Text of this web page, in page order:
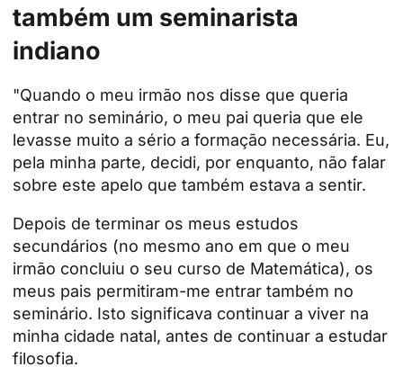
também um seminarista
indiano
"Quando o meu irmão nos disse que queria
entrar no seminário, o meu pai queria que ele
levasse muito a sério a formação necessária. Eu,
pela minha parte, decidi, por enquanto, não falar
sobre este apelo que também estava a sentir.
Depois de terminar os meus estudos
secundários (no mesmo ano em que o meu
irmão concluiu o seu curso de Matemática), os
meus pais permitiram-me entrar também no
seminário. Isto significava continuar a viver na
minha cidade natal, antes de continuar a estudar
filosofia.